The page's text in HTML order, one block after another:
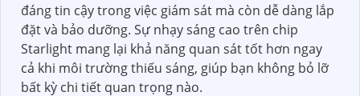
đáng tin cậy trong việc giám sát mà còn dễ dàng lắp
đặt và bảo dưỡng. Sự nhạy sáng cao trên chip
Starlight mang lại khả năng quan sát tốt hơn ngay
cả khi môi trường thiếu sáng, giúp bạn không bỏ lỡ
bất kỳ chi tiết quan trọng nào.